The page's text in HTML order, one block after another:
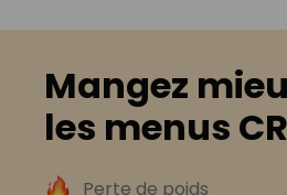
Mangez
les menus
Perte de poids